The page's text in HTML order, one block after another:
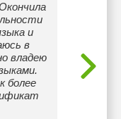
и
в
владею
более